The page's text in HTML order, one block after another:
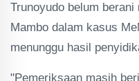
Trunoyudo belum
Mambo dalam kasus
menunggu hasil
"Pemeriksaan masih